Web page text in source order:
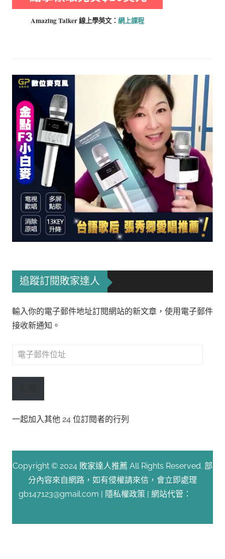
Amazing Talker 線上學英文： 網上課程
追蹤訂閱敗家達人
輸入你的電子郵件地址訂閱網站的新文章，使用電子郵件
接收新通知。
電
郵
址
一起加入其他 24 位訂閱者的行列
Copyright © 2024 敗家達人推薦 All Rights Reserved. 部
分內容來自網路，如有侵權請來信，會立即處理
gb147123@gmail.com |
隱私權政策 | 網站代管：